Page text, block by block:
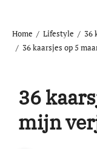
Home Lifestyle
36
36 kaarsjes op 5
36
mijn